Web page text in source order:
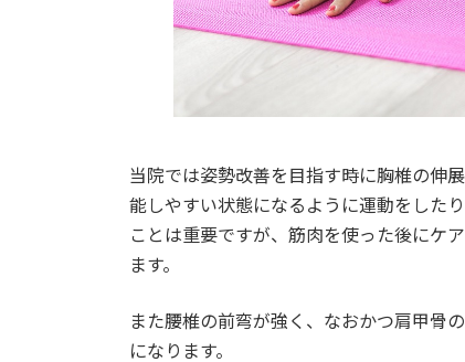
当院では姿勢改善を目指す時に胸椎の伸
能しやすい状態になるように運動をした
ことは重要ですが、筋肉を使った後にケ
ます。
また腰椎の前弯が強く、なおかつ肩甲骨
になります。